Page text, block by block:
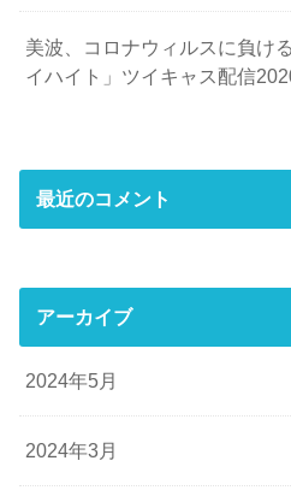
美波、コロナウィルスに負け
イハイト」ツイキャス配信
最近のコメント
アーカイブ
2024年5月
2024年3月